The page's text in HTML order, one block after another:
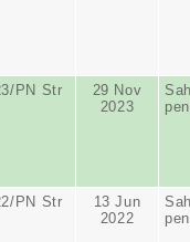
PN Str
29 Nov
2023
PN Str
13 Jun
2022